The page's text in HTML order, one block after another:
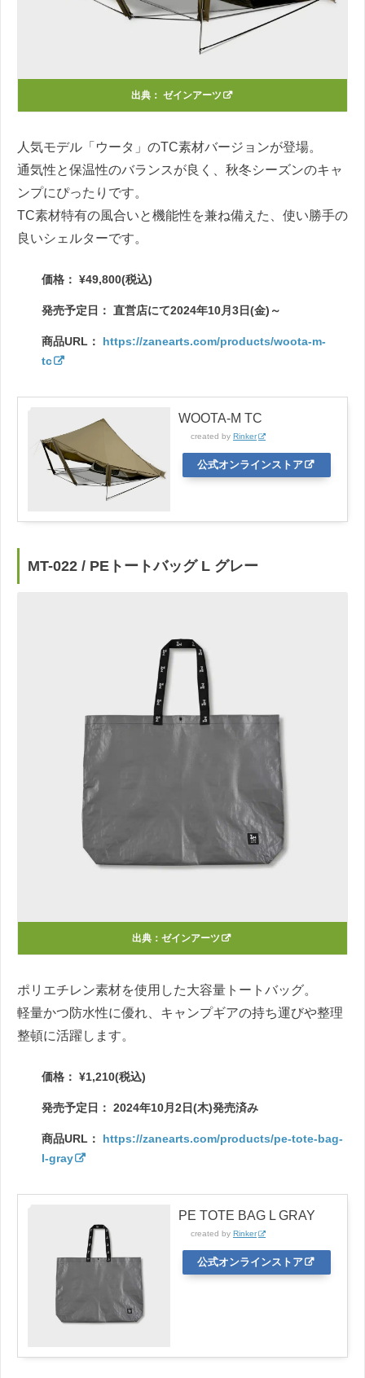
出典： ゼインアーツ
人気モデル「ウータ」のTC素材バージョンが登場。
通気性と保温性のバランスが良く、秋冬シーズンのキャ
ンプにぴったりです。
TC素材特有の風合いと機能性を兼ね備えた、使い勝手の
良いシェルターです。
価格： ¥49,800(税込)
発売予定日： 直営店にて2024年10月3日(金)～
商品URL： https://zanearts.com/products/woota-m-
tc
WOOTA-M TC
created by Rinker
公式オンラインストア
MT-022 / PEトートバッグ L グレー
出典： ゼインアーツ
ポリエチレン素材を使用した大容量トートバッグ。
軽量かつ防水性に優れ、キャンプギアの持ち運びや整理
整頓に活躍します。
価格： ¥1,210(税込)
発売予定日： 2024年10月2日(木)発売済み
商品URL： https://zanearts.com/products/pe-tote-bag-
l-gray
PE TOTE BAG L GRAY
created by Rinker
公式オンラインストア